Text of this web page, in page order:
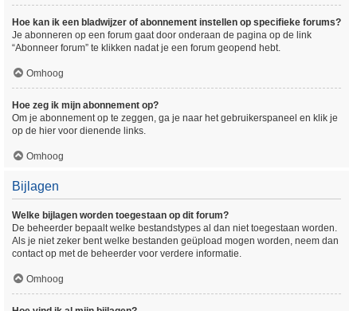
Hoe kan ik een bladwijzer of abonnement instellen op specifieke forums?
Je abonneren op een forum gaat door onderaan de pagina op de link
“Abonneer forum” te klikken nadat je een forum geopend hebt.
Omhoog
Hoe zeg ik mijn abonnement op?
Om je abonnement op te zeggen, ga je naar het gebruikerspaneel en klik je
op de hier voor dienende links.
Omhoog
Bijlagen
Welke bijlagen worden toegestaan op dit forum?
De beheerder bepaalt welke bestandstypes al dan niet toegestaan worden.
Als je niet zeker bent welke bestanden geüpload mogen worden, neem dan
contact op met de beheerder voor verdere informatie.
Omhoog